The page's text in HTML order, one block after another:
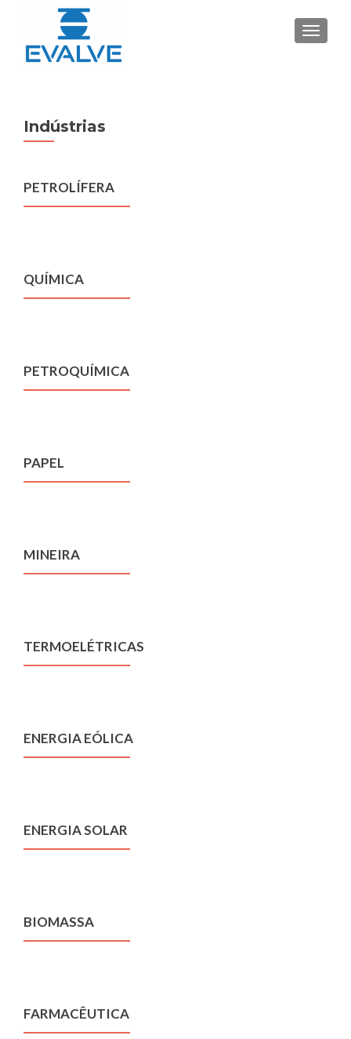
Indústrias
PETROLÍFERA
QUÍMICA
PETROQUÍMICA
PAPEL
MINEIRA
TERMOELÉTRICAS
ENERGIA EÓLICA
ENERGIA SOLAR
BIOMASSA
FARMACÊUTICA